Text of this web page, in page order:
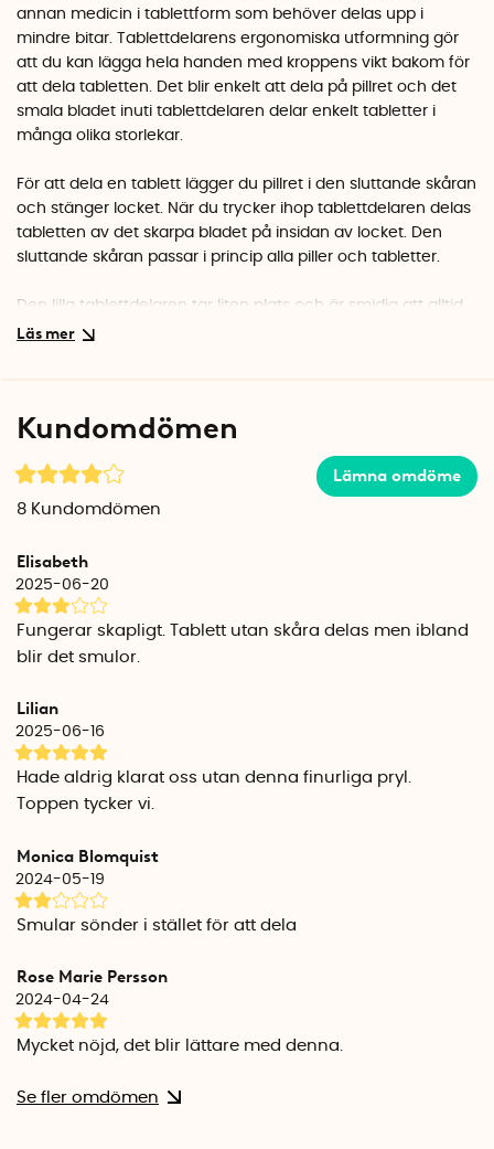
annan medicin i tablettform som behöver delas upp i
mindre bitar. Tablettdelarens ergonomiska utformning gör
att du kan lägga hela handen med kroppens vikt bakom för
att dela tabletten. Det blir enkelt att dela på pillret och det
smala bladet inuti tablettdelaren delar enkelt tabletter i
många olika storlekar.
För att dela en tablett lägger du pillret i den sluttande skåran
och stänger locket. När du trycker ihop tablettdelaren delas
tabletten av det skarpa bladet på insidan av locket. Den
sluttande skåran passar i princip alla piller och tabletter.
Den lilla tablettdelaren tar liten plats och är smidig att alltid
ha med sig i väskan eller fickan. I de två små pillerfacken
tabletterna.
Tablettdelare
Bredd: 3,3 cm
Vikt: ca 30 gram
Höjd: 1,2 cm
Kundomdömen
Lämna omdöme
8 Kundomdömen
Elisabeth
2025-06-20
Fungerar skapligt. Tablett utan skåra delas men ibland
blir det smulor.
Lilian
2025-06-16
Hade aldrig klarat oss utan denna finurliga pryl.
Toppen tycker vi.
Monica Blomquist
2024-05-19
Smular sönder i stället för att dela
Rose Marie Persson
2024-04-24
Mycket nöjd, det blir lättare med denna.
Se fler omdömen